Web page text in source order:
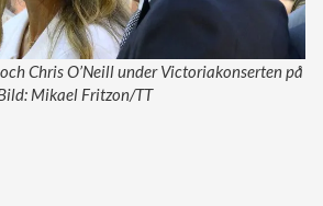
Chris O’Neill under Victoriakonserten på
Mikael Fritzon/TT